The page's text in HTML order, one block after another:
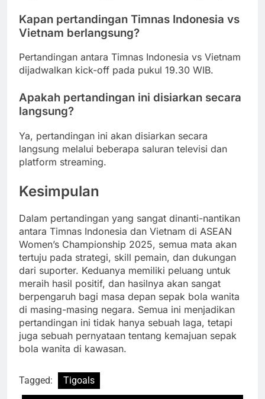
Kapan pertandingan Timnas Indonesia vs
Vietnam berlangsung?
Pertandingan antara Timnas Indonesia vs Vietnam
dijadwalkan kick-off pada pukul 19.30 WIB.
Apakah pertandingan ini disiarkan secara
langsung?
Ya, pertandingan ini akan disiarkan secara
langsung melalui beberapa saluran televisi dan
platform streaming.
Kesimpulan
Dalam pertandingan yang sangat dinanti-nantikan
antara Timnas Indonesia dan Vietnam di ASEAN
Women’s Championship 2025, semua mata akan
tertuju pada strategi, skill pemain, dan dukungan
dari suporter. Keduanya memiliki peluang untuk
meraih hasil positif, dan hasilnya akan sangat
berpengaruh bagi masa depan sepak bola wanita
di masing-masing negara. Semua ini menjadikan
pertandingan ini tidak hanya sebuah laga, tetapi
juga sebuah pernyataan tentang kemajuan sepak
bola wanita di kawasan.
Tagged:
Tigoals